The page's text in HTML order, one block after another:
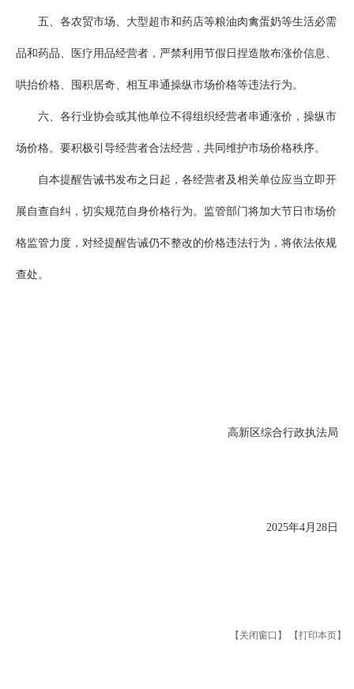
五、各农贸市场、大型超市和药店等粮油肉禽蛋奶等生活必需
品和药品、医疗用品经营者，严禁利用节假日捏造散布涨价信息、
哄抬价格、囤积居奇、相互串通操纵市场价格等违法行为。
六、各行业协会或其他单位不得组织经营者串通涨价，操纵市
场价格。要积极引导经营者合法经营，共同维护市场价格秩序。
自本提醒告诫书发布之日起，各经营者及相关单位应当立即开
展自查自纠，切实规范自身价格行为。监管部门将加大节日市场价
格监管力度，对经提醒告诫仍不整改的价格违法行为，将依法依规
查处。
高新区综合行政执法局
2025年4月28日
【关闭窗口】 【打印本页】